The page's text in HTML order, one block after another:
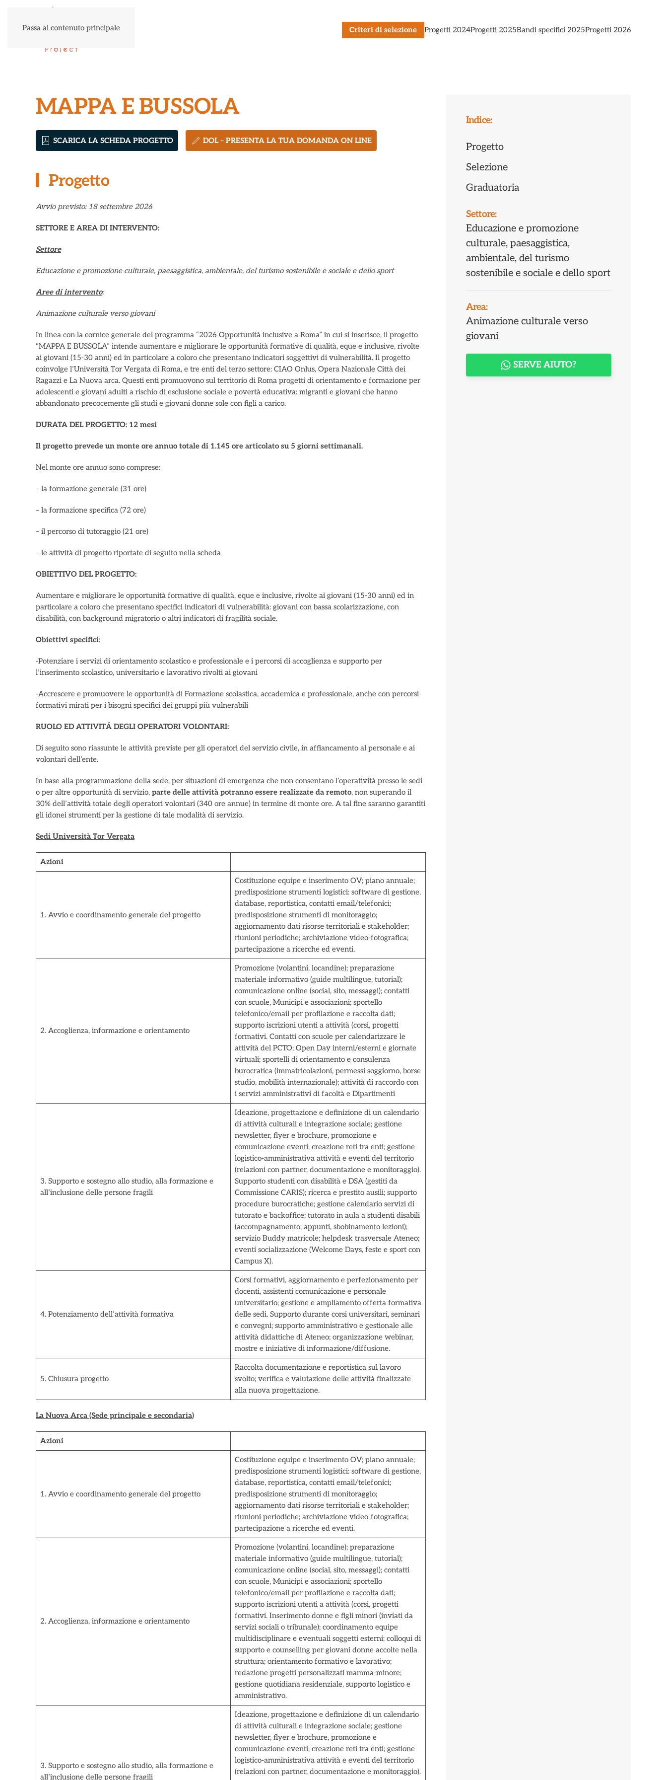
Passa al contenuto principale Criteri di selezione Progetti 2024Progetti 2025Bandi specifici 2025Progetti 2026
MAPPA E BUSSOLA
SCARICA LA SCHEDA PROGETTO DOL – PRESENTA LA TUA DOMANDA ON LINE
Progetto
Avvio previsto: 18 settembre 2026
SETTORE E AREA DI INTERVENTO:
Settore
Educazione e promozione culturale, paesaggistica, ambientale, del turismo sostenibile e sociale e dello sport
Aree di intervento:
Animazione culturale verso giovani
In linea con la cornice generale del programma “2026 Opportunità inclusive a Roma” in cui si inserisce, il progetto
“MAPPA E BUSSOLA” intende aumentare e migliorare le opportunità formative di qualità, eque e inclusive, rivolte
ai giovani (15-30 anni) ed in particolare a coloro che presentano indicatori soggettivi di vulnerabilità. Il progetto
coinvolge l’Università Tor Vergata di Roma, e tre enti del terzo settore: CIAO Onlus, Opera Nazionale Città dei
Ragazzi e La Nuova arca. Questi enti promuovono sul territorio di Roma progetti di orientamento e formazione per
adolescenti e giovani adulti a rischio di esclusione sociale e povertà educativa: migranti e giovani che hanno
abbandonato precocemente gli studi e giovani donne sole con figli a carico.
DURATA DEL PROGETTO: 12 mesi
Il progetto prevede un monte ore annuo totale di 1.145 ore articolato su 5 giorni settimanali.
Nel monte ore annuo sono comprese:
– la formazione generale (31 ore)
– la formazione specifica (72 ore)
– il percorso di tutoraggio (21 ore)
– le attività di progetto riportate di seguito nella scheda
OBIETTIVO DEL PROGETTO:
Aumentare e migliorare le opportunità formative di qualità, eque e inclusive, rivolte ai giovani (15-30 anni) ed in
particolare a coloro che presentano specifici indicatori di vulnerabilità: giovani con bassa scolarizzazione, con
disabilità, con background migratorio o altri indicatori di fragilità sociale.
Obiettivi specifici:
-Potenziare i servizi di orientamento scolastico e professionale e i percorsi di accoglienza e supporto per
l’inserimento scolastico, universitario e lavorativo rivolti ai giovani
-Accrescere e promuovere le opportunità di Formazione scolastica, accademica e professionale, anche con percorsi
formativi mirati per i bisogni specifici dei gruppi più vulnerabili
RUOLO ED ATTIVITÁ DEGLI OPERATORI VOLONTARI:
Di seguito sono riassunte le attività previste per gli operatori del servizio civile, in affiancamento al personale e ai
volontari dell’ente.
In base alla programmazione della sede, per situazioni di emergenza che non consentano l’operatività presso le sedi
o per altre opportunità di servizio, parte delle attività potranno essere realizzate da remoto, non superando il
30% dell’attività totale degli operatori volontari (340 ore annue) in termine di monte ore. A tal fine saranno garantiti
gli idonei strumenti per la gestione di tale modalità di servizio.
Sedi Università Tor Vergata
Azioni
1. Avvio e coordinamento generale del progetto
Costituzione equipe e inserimento OV; piano annuale;
predisposizione strumenti logistici: software di gestione,
database, reportistica, contatti email/telefonici;
predisposizione strumenti di monitoraggio;
aggiornamento dati risorse territoriali e stakeholder;
riunioni periodiche; archiviazione video-fotografica;
partecipazione a ricerche ed eventi.
2. Accoglienza, informazione e orientamento
Promozione (volantini, locandine); preparazione
materiale informativo (guide multilingue, tutorial);
comunicazione online (social, sito, messaggi); contatti
con scuole, Municipi e associazioni; sportello
telefonico/email per profilazione e raccolta dati;
supporto iscrizioni utenti a attività (corsi, progetti
formativi. Contatti con scuole per calendarizzare le
attività del PCTO; Open Day interni/esterni e giornate
virtuali; sportelli di orientamento e consulenza
burocratica (immatricolazioni, permessi soggiorno, borse
studio, mobilità internazionale); attività di raccordo con
i servizi amministrativi di facoltà e Dipartimenti
3. Supporto e sostegno allo studio, alla formazione e
all’inclusione delle persone fragili
Ideazione, progettazione e definizione di un calendario
di attività culturali e integrazione sociale; gestione
newsletter, flyer e brochure, promozione e
comunicazione eventi; creazione reti tra enti; gestione
logistico-amministrativa attività e eventi del territorio
(relazioni con partner, documentazione e monitoraggio).
Supporto studenti con disabilità e DSA (gestiti da
Commissione CARIS); ricerca e prestito ausili; supporto
procedure burocratiche; gestione calendario servizi di
tutorato e backoffice; tutorato in aula a studenti disabili
(accompagnamento, appunti, sbobinamento lezioni);
servizio Buddy matricole; helpdesk trasversale Ateneo;
eventi socializzazione (Welcome Days, feste e sport con
Campus X).
4. Potenziamento dell’attività formativa
Corsi formativi, aggiornamento e perfezionamento per
docenti, assistenti comunicazione e personale
universitario; gestione e ampliamento offerta formativa
delle sedi. Supporto durante corsi universitari, seminari
e convegni; supporto amministrativo e gestionale alle
attività didattiche di Ateneo; organizzazione webinar,
mostre e iniziative di informazione/diffusione.
5. Chiusura progetto
Raccolta documentazione e reportistica sul lavoro
svolto; verifica e valutazione delle attività finalizzate
alla nuova progettazione.
La Nuova Arca (Sede principale e secondaria)
Azioni
1. Avvio e coordinamento generale del progetto
Costituzione equipe e inserimento OV; piano annuale;
predisposizione strumenti logistici: software di gestione,
database, reportistica, contatti email/telefonici;
predisposizione strumenti di monitoraggio;
aggiornamento dati risorse territoriali e stakeholder;
riunioni periodiche; archiviazione video-fotografica;
partecipazione a ricerche ed eventi.
2. Accoglienza, informazione e orientamento
Promozione (volantini, locandine); preparazione
materiale informativo (guide multilingue, tutorial);
comunicazione online (social, sito, messaggi); contatti
con scuole, Municipi e associazioni; sportello
telefonico/email per profilazione e raccolta dati;
supporto iscrizioni utenti a attività (corsi, progetti
formativi. Inserimento donne e figli minori (inviati da
servizi sociali o tribunale); coordinamento equipe
multidisciplinare e eventuali soggetti esterni; colloqui di
supporto e counselling per giovani donne accolte nella
struttura; orientamento formativo e lavorativo;
redazione progetti personalizzati mamma-minore;
gestione quotidiana residenziale, supporto logistico e
amministrativo.
3. Supporto e sostegno allo studio, alla formazione e
all’inclusione delle persone fragili
Ideazione, progettazione e definizione di un calendario
di attività culturali e integrazione sociale; gestione
newsletter, flyer e brochure, promozione e
comunicazione eventi; creazione reti tra enti; gestione
logistico-amministrativa attività e eventi del territorio
(relazioni con partner, documentazione e monitoraggio).
Indice:
Progetto
Selezione
Graduatoria
Settore:
Educazione e promozione
culturale, paesaggistica,
ambientale, del turismo
sostenibile e sociale e dello sport
Area:
Animazione culturale verso
giovani
SERVE AIUTO?